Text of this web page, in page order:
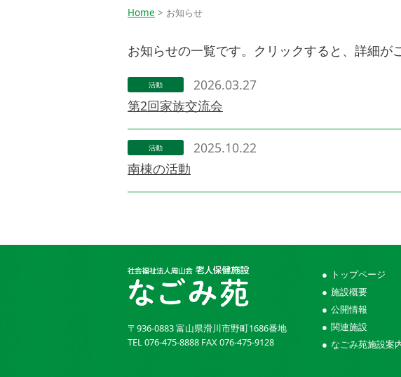
Home > お知らせ
お知らせの一覧です。クリックすると、詳細が
活動
2026.03.27
第2回家族交流会
活動
2025.10.22
南棟の活動
〒936-0883 富山県滑川市野町1686番地
TEL076-475-8888 FAX 076-475-9128
トップページ
施設概要
公開情報
関連施設
なごみ苑施設案